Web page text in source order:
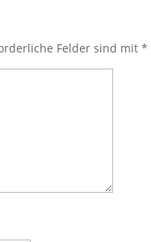
Felder sind mit*